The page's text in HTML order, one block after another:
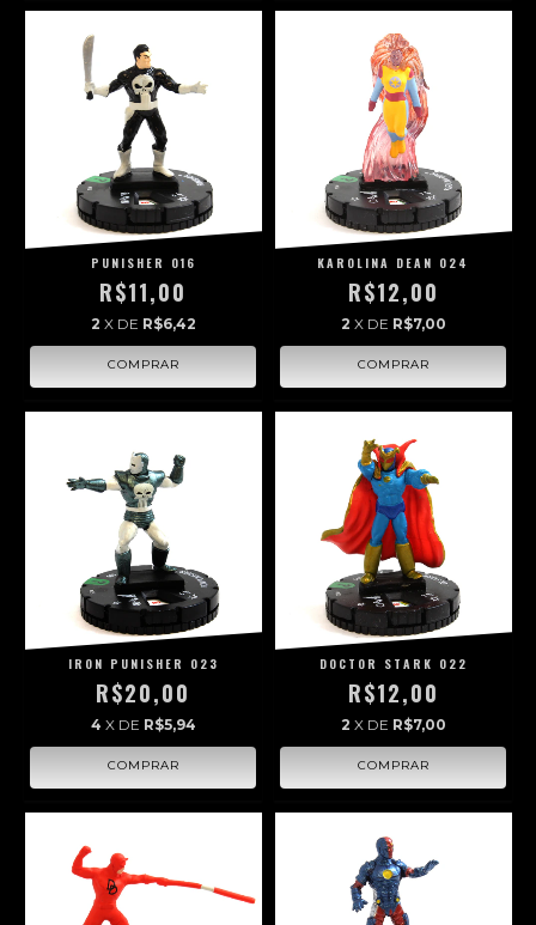
PUNISHER 016
R$11,00
2 X DE R$6,42
KAROLINA DEAN 024
R$12,00
2 X DE R$7,00
IRON PUNISHER 023
R$20,00
4 X DE R$5,94
DOCTOR STARK 022
R$12,00
2 X DE R$7,00